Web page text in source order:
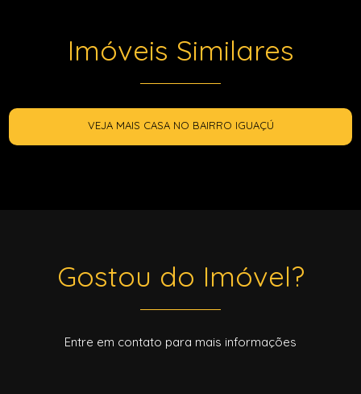
Imóveis Similares
VEJA MAIS CASA NO BAIRRO IGUAÇÚ
Gostou do Imóvel?
Entre em contato para mais informações